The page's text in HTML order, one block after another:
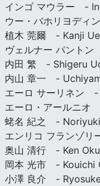
インゴ マウラー -
ウー・バホリヨデ
植木 莞爾 - Kanji
ヴェルナー パント
内田 繁 - Shigeru
内山 章一 -
エーロ サーリネン -
エーロ・アールニ
蛯名 紀之 -
エンリコ フランゾ
奥山 清行 - Ken
岡本 光市 - Kouichi
小澤 良介 -